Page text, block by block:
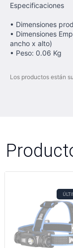
Especificaciones
• Dimensiones
• Dimensiones
ancho x alto)
• Peso: 0.06 Kg
Los productos están